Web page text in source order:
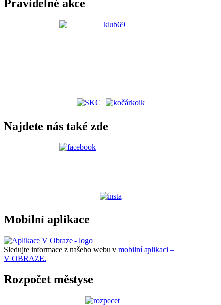
Pravidelné akce
Najdete nás také zde
Mobilní aplikace
Sledujte informace z našeho webu v mobilní aplikaci –
V OBRAZE.
Rozpočet městyse